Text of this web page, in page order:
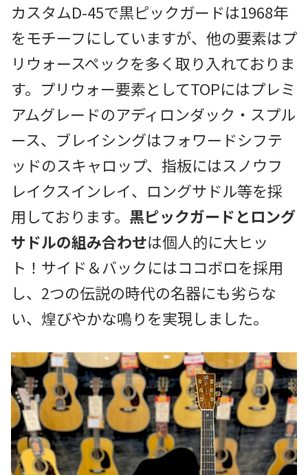
カスタムD-45で黒ピックガードは1968年
をモチーフにしていますが、 他の要素はプ
リウォースペックを多く取り入れておりま
す。プリウォー要素としてTOPにはプレミ
アムグレードのアディロンダック・スプル
ース、ブレイシングはフォワードシフテ
ッドのスキャロップ、指板にはスノウフ
レイクスインレイ、ロングサドル等を採
用しております。 黒ピックガードとロング
サドルの組み合わせは個人的に大ヒッ
ト！サイド＆バックにはココボロを採用
し、2つの伝説の時代の名器にも劣らな
い、煌びやかな鳴りを実現しました。